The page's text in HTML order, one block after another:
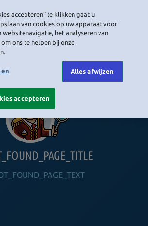
accepteren” te klikken gaat u
van cookies op uw apparaat voor
websitenavigatie, het analyseren van
ons te helpen bij onze
Alles afwijzen
accepteren